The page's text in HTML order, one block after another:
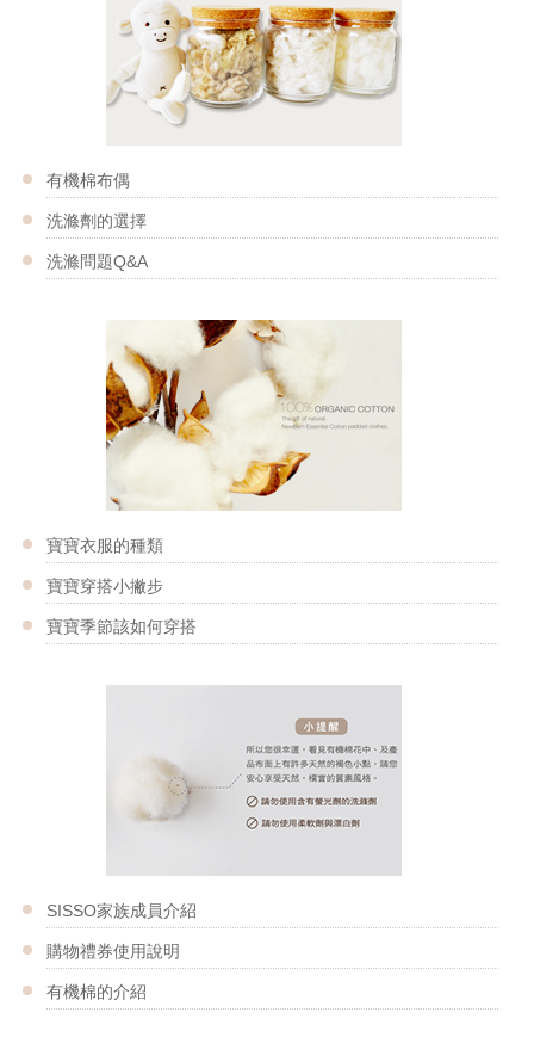
有機棉布偶
洗滌劑的選擇
洗滌問題Q&A
寶寶衣服的種類
寶寶穿搭小撇步
寶寶季節該如何穿搭
SISSO家族成員介紹
購物禮券使用說明
有機棉的介紹